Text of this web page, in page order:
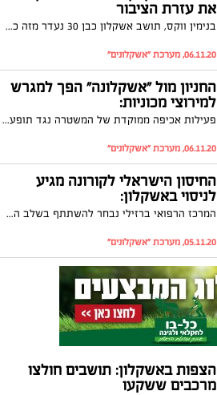
את עזרת הציבור
בנימין ווקס, תושב אשקלון כבן 30 נעדר מזה כשבוע. במשטרה מבקשים את עזרת הציבור במציאתו
06.11.20, מערכת "אשקלונים"
החניון מול "אשקלונה" הפך למגרש
למירוצי מכוניות:
פעילות אכיפה ממוקדת של המשטרה נגד תופעת כלי הרכב המשופרים הביאה להורדה מהכביש של 9 כלי רכב. הפעילות התמקדה בחניון "אשקלונה" לשם מגיעים הרכבים בלילות
06.11.20, מערכת "אשקלונים"
החיסון הישראלי לקורונה מגיע
לניסוי באשקלון:
המרכז הרפואי ברזילי נבחר להשתתף בשלב השני והמורחב של הניסוי בחיסון שפיתח המכון למחקר ביולוגי. פרופ' שלמה מעין, ראש צוות המחקר בברזילי: "נרגש לראות כיצד קידמה מדעית ישראלית ייצרה חיסון לקורונה, ורבים סיכוייו להצליח"
05.11.20, מערכת "אשקלונים"
הצפות באשקלון: תושבים חולצו
מרכבים ששקעו